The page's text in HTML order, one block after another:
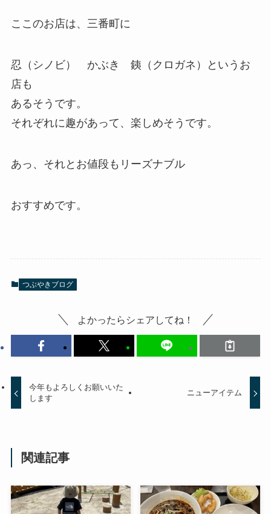
ここのお店は、三番町に
忍（シノビ） かぶき 銕（クロガネ）というお
店も
あるそうです。
それぞれに趣があって、楽しめそうです。
あっ、それとお値段もリーズナブル
おすすめです。
つぶやきブログ
よかったらシェアしてね！
今年もよろしくお願いいた
します
ニューアイテム
関連記事